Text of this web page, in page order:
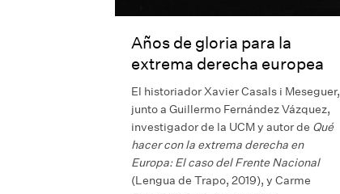
Años de gloria para la
extrema derecha europea
El historiador Xavier Casals i Meseguer,
junto a Guillermo Fernández Vázquez,
investigador de la UCM y autor de Qué
hacer con la extrema derecha en
Europa: El caso del Frente Nacional
(Lengua de Trapo, 2019), y Carme